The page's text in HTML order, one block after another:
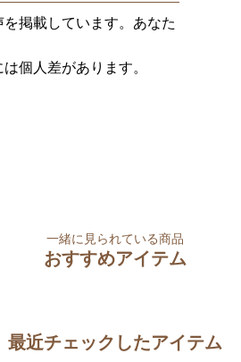
掲載しています。あなた
個人差があります。
一緒に見られている商品
おすすめアイテム
最近チェックしたアイテム